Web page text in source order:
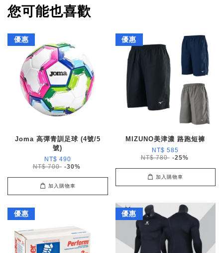
您可能也喜歡
優惠
Joma 高彈青訓足球 (4號/5
號)
NT$ 490
NT$ 700 -30%
加入購物車
優惠
MIZUNO美津濃 路跑短褲
NT$ 585
NT$ 780 -25%
加入購物車
優惠 優惠